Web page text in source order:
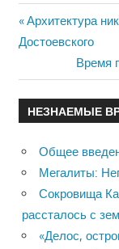
по
записям
Previous
Post:
Архитектура
Достоевского
Next
Post:
Время
НЕЗНАЕМЫЕ
Общее
Мегалиты:
Сокровища
рассталось с
«Делос,